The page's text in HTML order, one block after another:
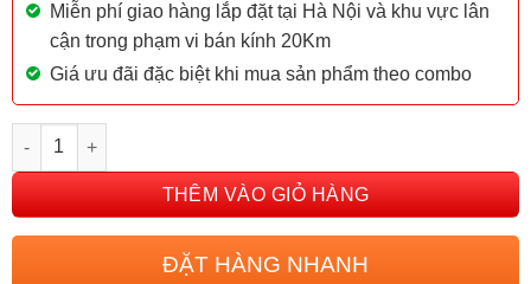
Miễn phí giao hàng lắp đặt tại Hà Nội và khu vực lân
cận trong phạm vi bán kính 20Km
Giá ưu đãi đặc biệt khi mua sản phẩm theo combo
BẾP TỪ CHEFS EH-DIH890N số lượng
THÊM VÀO GIỎ HÀNG
ĐẶT HÀNG NHANH